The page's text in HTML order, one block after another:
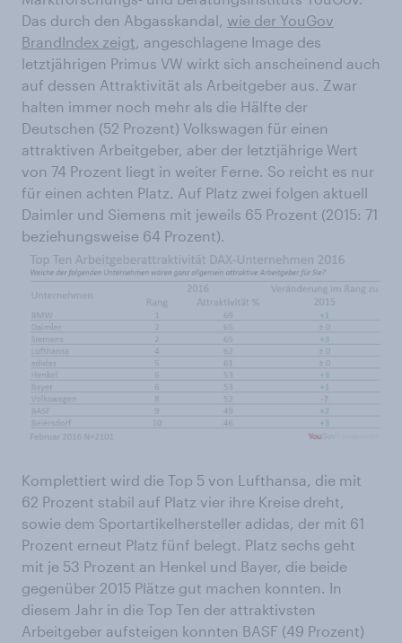
Das durch den Abgasskandal, wie der YouGov
BrandIndex zeigt, angeschlagene Image des
letztjährigen Primus VW wirkt sich anscheinend auch
auf dessen Attraktivität als Arbeitgeber aus. Zwar
halten immer noch mehr als die Hälfte der
Deutschen (52 Prozent) Volkswagen für einen
attraktiven Arbeitgeber, aber der letztjährige Wert
von 74 Prozent liegt in weiter Ferne. So reicht es nur
für einen achten Platz. Auf Platz zwei folgen aktuell
Daimler und Siemens mit jeweils 65 Prozent (2015: 71
beziehungsweise 64 Prozent).
Komplettiert wird die Top 5 von Lufthansa, die mit
62 Prozent stabil auf Platz vier ihre Kreise dreht,
sowie dem Sportartikelhersteller adidas, der mit 61
Prozent erneut Platz fünf belegt. Platz sechs geht
mit je 53 Prozent an Henkel und Bayer, die beide
gegenüber 2015 Plätze gut machen konnten. In
diesem Jahr in die Top Ten der attraktivsten
Arbeitgeber aufsteigen konnten BASF (49 Prozent)